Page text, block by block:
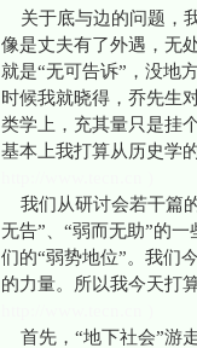
关于底与边的问题，
像是丈夫有了外遇，无
就是“无可告诉”，没地
时候我就晓得，乔先生
类学上，充其量只是挂
基本上我打算从历史学
我们从研讨会若干篇
无告”、“弱而无助”的
们的“弱势地位”。我们
的力量。所以我今天打
首先，“地下社会”游